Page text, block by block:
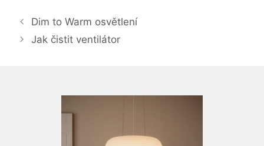
Dim to Warm osvětlení
Jak čistit ventilátor